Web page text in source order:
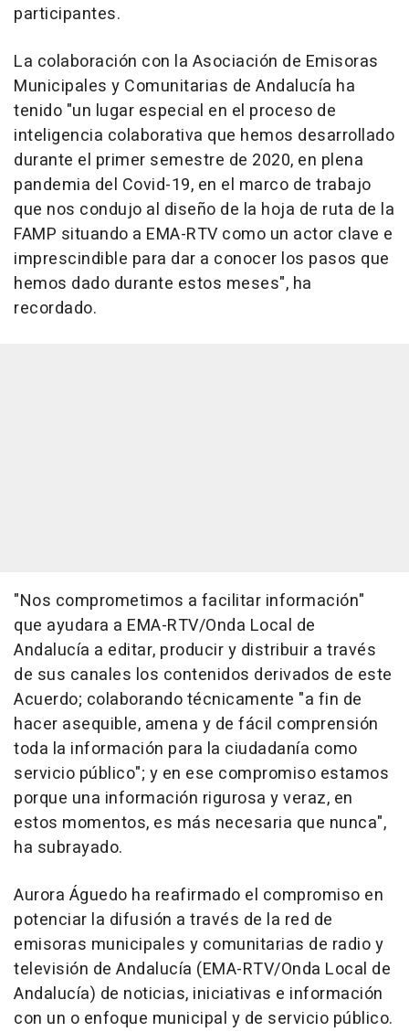
participantes.
La colaboración con la Asociación de Emisoras
Municipales y Comunitarias de Andalucía ha
tenido "un lugar especial en el proceso de
inteligencia colaborativa que hemos desarrollado
durante el primer semestre de 2020, en plena
pandemia del Covid-19, en el marco de trabajo
que nos condujo al diseño de la hoja de ruta de la
FAMP situando a EMA-RTV como un actor clave e
imprescindible para dar a conocer los pasos que
hemos dado durante estos meses", ha
recordado.
"Nos comprometimos a facilitar información"
que ayudara a EMA-RTV/Onda Local de
Andalucía a editar, producir y distribuir a través
de sus canales los contenidos derivados de este
Acuerdo; colaborando técnicamente "a fin de
hacer asequible, amena y de fácil comprensión
toda la información para la ciudadanía como
servicio público"; y en ese compromiso estamos
porque una información rigurosa y veraz, en
estos momentos, es más necesaria que nunca",
ha subrayado.
Aurora Águedo ha reafirmado el compromiso en
potenciar la difusión a través de la red de
emisoras municipales y comunitarias de radio y
televisión de Andalucía (EMA-RTV/Onda Local de
Andalucía) de noticias, iniciativas e información
con un o enfoque municipal y de servicio público.